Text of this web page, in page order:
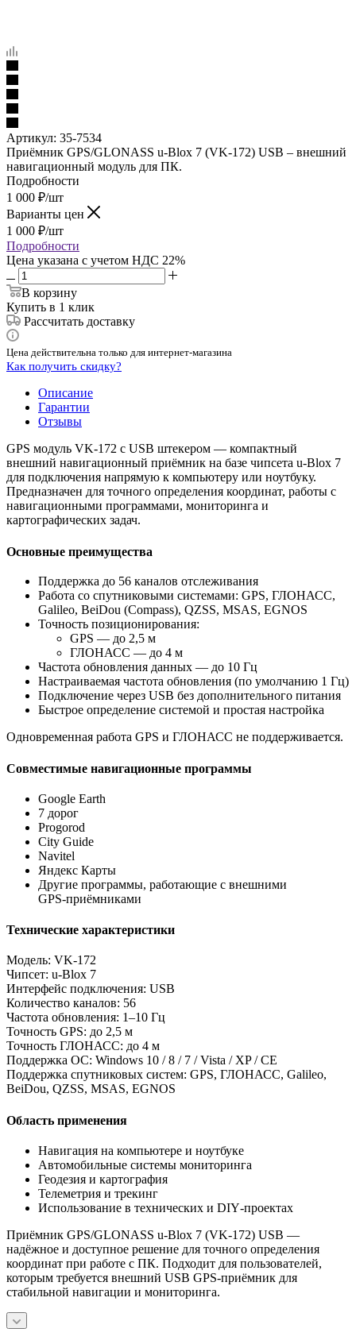
Артикул: 35-7534
Приёмник GPS/GLONASS u‑Blox 7 (VK‑172) USB – внешний
навигационный модуль для ПК.
Подробности
1 000 ₽/шт
Варианты цен
1 000 ₽/шт
Подробности
Цена указана с учетом НДС 22%
В корзину
Купить в 1 клик
Рассчитать доставку
Цена действительна только для интернет-магазина
Как получить скидку?
Описание
Гарантии
Отзывы
GPS модуль VK‑172 с USB штекером — компактный
внешний навигационный приёмник на базе чипсета u‑Blox 7
для подключения напрямую к компьютеру или ноутбуку.
Предназначен для точного определения координат, работы с
навигационными программами, мониторинга и
картографических задач.
Основные преимущества
Поддержка до 56 каналов отслеживания
Работа со спутниковыми системами: GPS, ГЛОНАСС,
Galileo, BeiDou (Compass), QZSS, MSAS, EGNOS
Точность позиционирования:
GPS — до 2,5 м
ГЛОНАСС — до 4 м
Частота обновления данных — до 10 Гц
Настраиваемая частота обновления (по умолчанию 1 Гц)
Подключение через USB без дополнительного питания
Быстрое определение системой и простая настройка
Одновременная работа GPS и ГЛОНАСС не поддерживается.
Совместимые навигационные программы
Google Earth
7 дорог
Progorod
City Guide
Navitel
Яндекс Карты
Другие программы, работающие с внешними
GPS‑приёмниками
Технические характеристики
Модель: VK‑172
Чипсет: u‑Blox 7
Интерфейс подключения: USB
Количество каналов: 56
Частота обновления: 1–10 Гц
Точность GPS: до 2,5 м
Точность ГЛОНАСС: до 4 м
Поддержка ОС: Windows 10 / 8 / 7 / Vista / XP / CE
Поддержка спутниковых систем: GPS, ГЛОНАСС, Galileo,
BeiDou, QZSS, MSAS, EGNOS
Область применения
Навигация на компьютере и ноутбуке
Автомобильные системы мониторинга
Геодезия и картография
Телеметрия и трекинг
Использование в технических и DIY‑проектах
Приёмник GPS/GLONASS u‑Blox 7 (VK‑172) USB —
надёжное и доступное решение для точного определения
координат при работе с ПК. Подходит для пользователей,
которым требуется внешний USB GPS‑приёмник для
стабильной навигации и мониторинга.